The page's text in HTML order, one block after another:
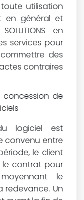
utilisation
en général et
en
services pour
des
contraires
concession de
logiciel est
convenu entre
le client
le contrat pour
le
Un